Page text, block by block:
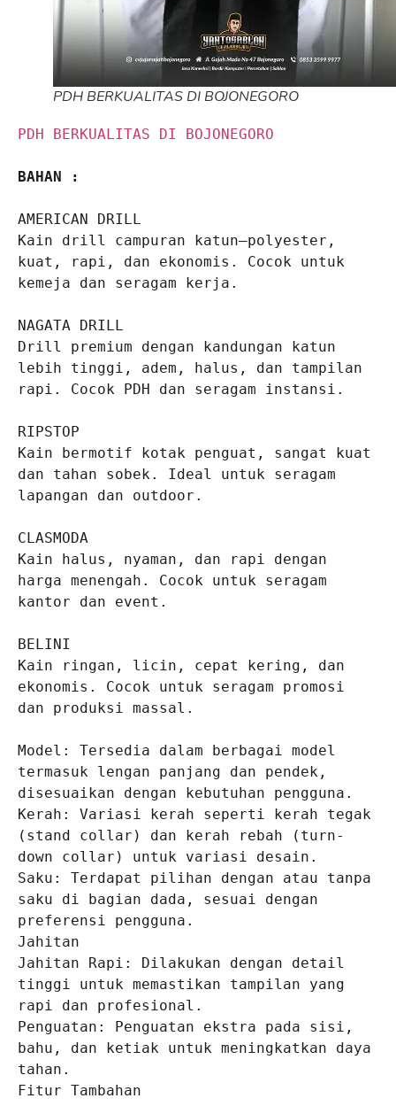
PDH BERKUALITAS DI BOJONEGORO
PDH BERKUALITAS DI BOJONEGORO
BAHAN :
AMERICAN DRILL
Kain drill campuran katun–polyester,
kuat, rapi, dan ekonomis. Cocok untuk
kemeja dan seragam kerja.
NAGATA DRILL
Drill premium dengan kandungan katun
lebih tinggi, adem, halus, dan tampilan
rapi. Cocok PDH dan seragam instansi.
RIPSTOP
Kain bermotif kotak penguat, sangat kuat
dan tahan sobek. Ideal untuk seragam
lapangan dan outdoor.
CLASMODA
Kain halus, nyaman, dan rapi dengan
harga menengah. Cocok untuk seragam
kantor dan event.
BELINI
Kain ringan, licin, cepat kering, dan
ekonomis. Cocok untuk seragam promosi
dan produksi massal.
Model: Tersedia dalam berbagai model
termasuk lengan panjang dan pendek,
disesuaikan dengan kebutuhan pengguna.
Kerah: Variasi kerah seperti kerah tegak
(stand collar) dan kerah rebah (turn-
down collar) untuk variasi desain.
Saku: Terdapat pilihan dengan atau tanpa
saku di bagian dada, sesuai dengan
preferensi pengguna.
Jahitan
Jahitan Rapi: Dilakukan dengan detail
tinggi untuk memastikan tampilan yang
rapi dan profesional.
Penguatan: Penguatan ekstra pada sisi,
bahu, dan ketiak untuk meningkatkan daya
tahan.
Fitur Tambahan